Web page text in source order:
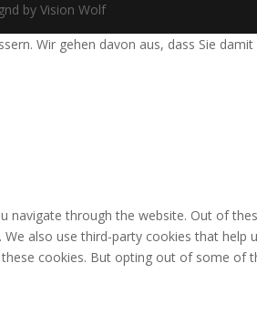
by Vision Wolf
Wir gehen davon aus, dass Sie
navigate through the website. Out of
also use third-party cookies that
cookies. But opting out of some of